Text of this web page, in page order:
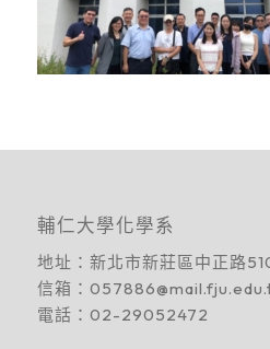
輔仁大學化學系
地址： 新北市新莊區中正路
信箱：
電話： 02-29052472